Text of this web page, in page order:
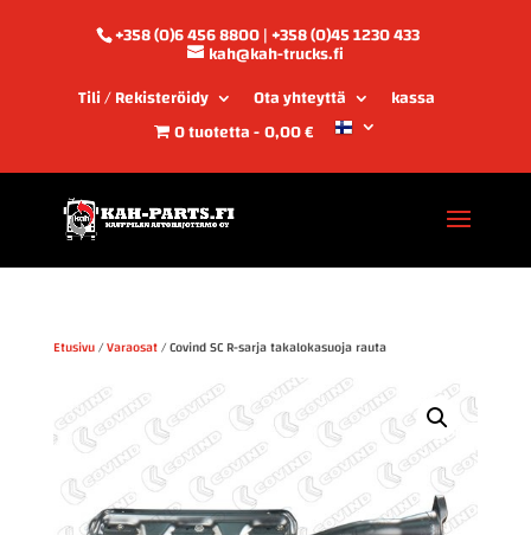
+358 (0)6 456 8800 | +358 (0)45 1230 433
kah@kah-trucks.fi
Tili / Rekisteröidy
Ota yhteyttä
kassa
0 tuotetta 0,00 €
Etusivu/Varaosat/ Covind SC R-sarja takalokasuoja rauta